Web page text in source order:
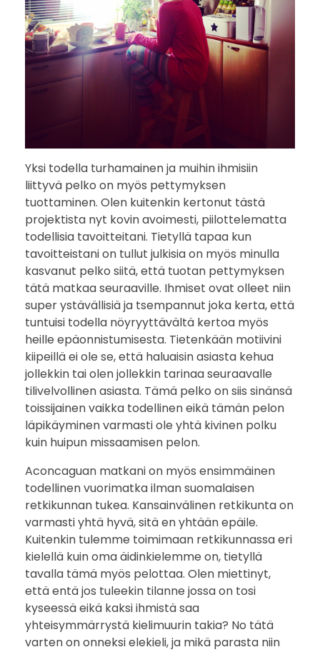
Yksi todella turhamainen ja muihin ihmisiin
liittyvä pelko on myös pettymyksen
tuottaminen. Olen kuitenkin kertonut tästä
projektista nyt kovin avoimesti, piilottelematta
todellisia tavoitteitani. Tietyllä tapaa kun
tavoitteistani on tullut julkisia on myös minulla
kasvanut pelko siitä, että tuotan pettymyksen
tätä matkaa seuraaville. Ihmiset ovat olleet niin
super ystävällisiä ja tsempannut joka kerta, että
tuntuisi todella nöyryyttävältä kertoa myös
heille epäonnistumisesta. Tietenkään motiivini
kiipeillä ei ole se, että haluaisin asiasta kehua
jollekkin tai olen jollekkin tarinaa seuraavalle
tilivelvollinen asiasta. Tämä pelko on siis sinänsä
toissijainen vaikka todellinen eikä tämän pelon
läpikäyminen varmasti ole yhtä kivinen polku
kuin huipun missaamisen pelon.
Aconcaguan matkani on myös ensimmäinen
todellinen vuorimatka ilman suomalaisen
retkikunnan tukea. Kansainvälinen retkikunta on
varmasti yhtä hyvä, sitä en yhtään epäile.
Kuitenkin tulemme toimimaan retkikunnassa eri
kielellä kuin oma äidinkielemme on, tietyllä
tavalla tämä myös pelottaa. Olen miettinyt,
että entä jos tuleekin tilanne jossa on tosi
kyseessä eikä kaksi ihmistä saa
yhteisymmärrystä kielimuurin takia? No tätä
varten on onneksi elekieli, ja mikä parasta niin